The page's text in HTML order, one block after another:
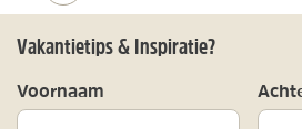
Vakantietips & Inspiratie?
Voornaam